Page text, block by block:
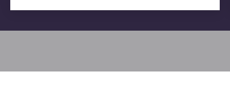
immédiate du port, et facilité d'accès grâce à